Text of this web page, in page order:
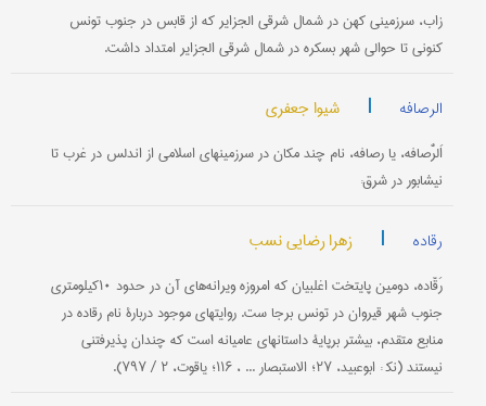
زاب، سرزمینی کهن در شمال شرقی الجزایر که از قابس در جنوب تونس
کنونی تا حوالی شهر بسکره در شمال شرقی الجزایر امتداد داشت.
الرصافه | شیوا جعفری
اَلرُّصافه، یا رصافه، نام چند مکان در سرزمینهای اسلامی از اندلس در غرب تا
نیشابور در شرق:
رقاده | زهرا رضایی نسب
رَقّاده، دومین پایتخت اغلبیان که امروزه ویرانه‌های آن در حدود ۱۰کیلومتری
جنوب شهر قیروان در تونس برجا ست. روایتهای موجود دربارۀ نام رقاده در
منابع متقدم، بیشتر برپایۀ داستانهای عامیانه است که چندان پذیرفتنی
نیستند (نک‍ : ابوعبید، ۲۷؛ الاستبصار ... ، ۱۱۶؛ یاقوت، ۲ / ۷۹۷).